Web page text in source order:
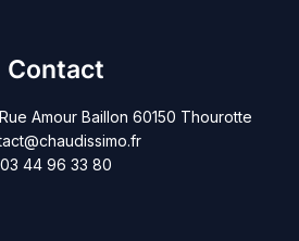
Contact
Amour Baillon 60150 Thourotte
03 44 96 33 80